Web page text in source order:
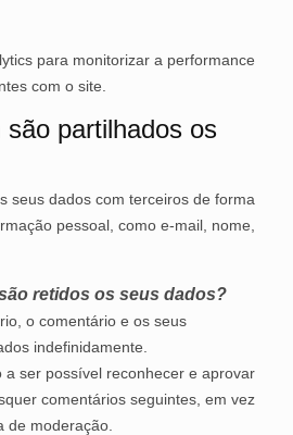
para monitorizar a performance
com o site.
partilhados os
seus dados com terceiros de forma
pessoal, como e-mail, nome,
retidos os seus dados?
o comentário e os seus
indefinidamente.
a ser possível reconhecer e aprovar
comentários seguintes, em vez
de moderação.